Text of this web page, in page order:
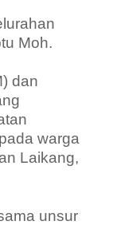
Moh.
dan
warga
Laikang,
unsur